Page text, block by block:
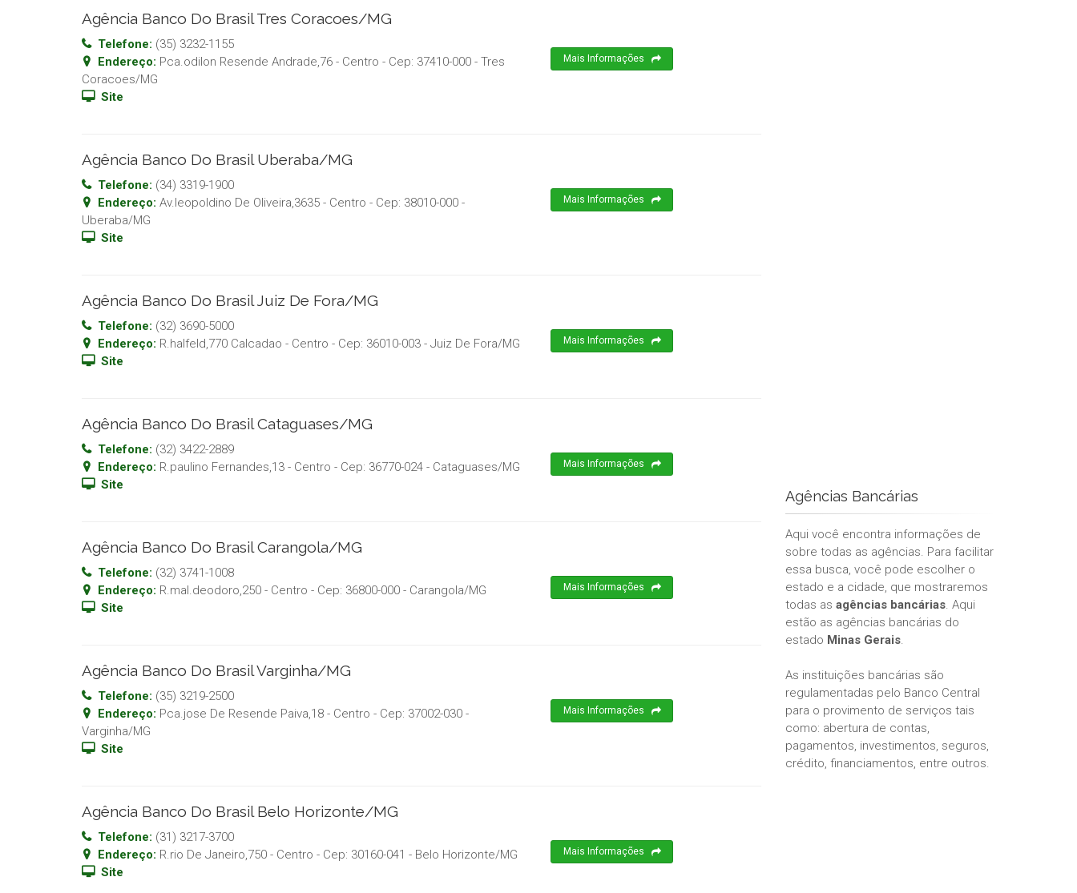
Agência Banco Do Brasil Tres Coracoes/MG
Telefone: (35) 3232-1155
Endereço: Pca.odilon Resende Andrade,76 - Centro - Cep: 37410-000 - Tres
Coracoes/MG
Site
Mais Informações
Agência Banco Do Brasil Uberaba/MG
Telefone: (34) 3319-1900
Endereço: Av.leopoldino De Oliveira,3635 - Centro - Cep: 38010-000 -
Uberaba/MG
Site
Mais Informações
Agência Banco Do Brasil Juiz De Fora/MG
Telefone: (32) 3690-5000
Endereço: R.halfeld,770 Calcadao - Centro - Cep: 36010-003 - Juiz De Fora/MG
Site
Mais Informações
Agência Banco Do Brasil Cataguases/MG
Telefone: (32) 3422-2889
Endereço: R.paulino Fernandes,13 - Centro - Cep: 36770-024 - Cataguases/MG
Site
Mais Informações
Agência Banco Do Brasil Carangola/MG
Telefone: (32) 3741-1008
Endereço: R.mal.deodoro,250 - Centro - Cep: 36800-000 - Carangola/MG
Site
Mais Informações
Agência Banco Do Brasil Varginha/MG
Telefone: (35) 3219-2500
Endereço: Pca.jose De Resende Paiva,18 - Centro - Cep: 37002-030 -
Varginha/MG
Site
Mais Informações
Agência Banco Do Brasil Belo Horizonte/MG
Telefone: (31) 3217-3700
Endereço: R.rio De Janeiro,750 - Centro - Cep: 30160-041 - Belo Horizonte/MG
Site
Mais Informações
Agências Bancárias
Aqui você encontra informações de
sobre todas as agências. Para facilitar
essa busca, você pode escolher o
estado e a cidade, que mostraremos
todas as agências bancárias. Aqui
estão as agências bancárias do
estado Minas Gerais.
As instituições bancárias são
regulamentadas pelo Banco Central
para o provimento de serviços tais
como: abertura de contas,
pagamentos, investimentos, seguros,
crédito, financiamentos, entre outros.